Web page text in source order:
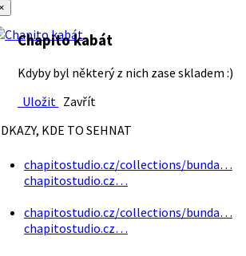
Chapito kabát
Kdyby byl některý z nich zase skladem :)
Uložit Zavřít
KDE TO SEHNAT
chapitostudio.cz/collections/bunda…
chapitostudio.cz…
chapitostudio.cz/collections/bunda…
chapitostudio.cz…